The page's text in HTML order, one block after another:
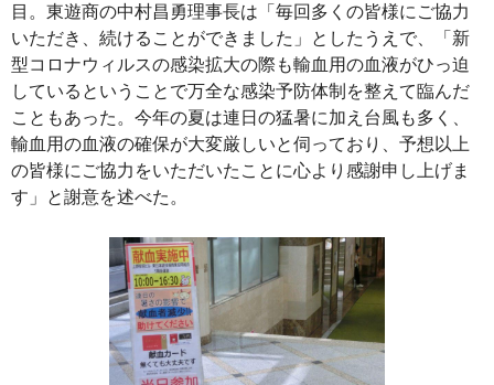
目。東遊商の中村昌勇理事長は「毎回多くの皆様にご協力
いただき、続けることができました」としたうえで、「新
型コロナウィルスの感染拡大の際も輸血用の血液がひっ迫
しているということで万全な感染予防体制を整えて臨んだ
こともあった。今年の夏は連日の猛暑に加え台風も多く、
輸血用の血液の確保が大変厳しいと伺っており、予想以上
の皆様にご協力をいただいたことに心より感謝申し上げま
す」と謝意を述べた。